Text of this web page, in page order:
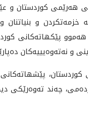
هه‌رێمى كوردستان
و بنياتنان
پێكهاته‌كانى
و نه‌ته‌وه‌يييه‌كان
چه‌ند ته‌وه‌رێكى